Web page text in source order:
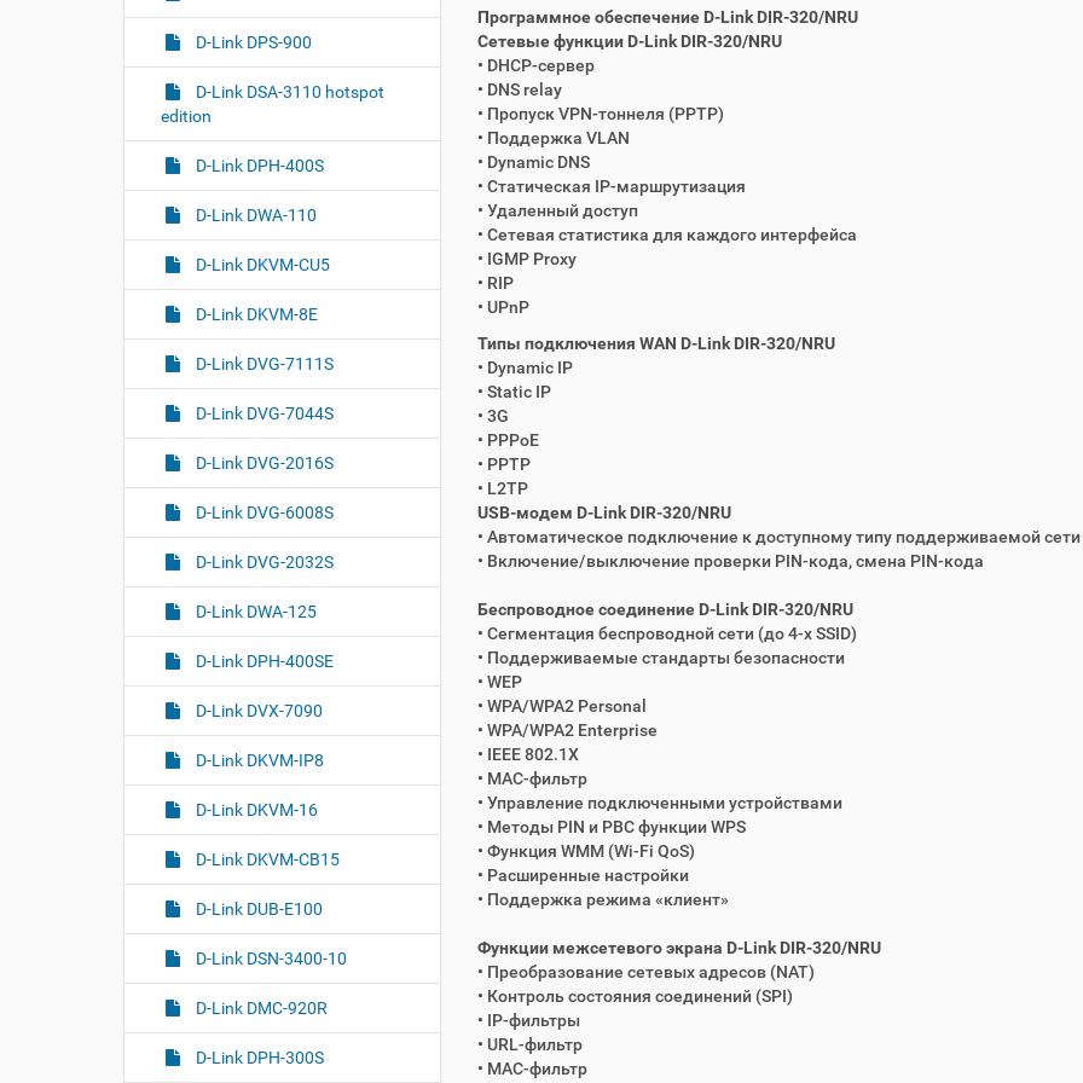
Программное обеспечение D-Link DIR-320/NRU
Сетевые функции D-Link DIR-320/NRU
• DHCP-сервер
• DNS relay
• Пропуск VPN-тоннеля (PPTP)
• Поддержка VLAN
• Dynamic DNS
• Статическая IP-маршрутизация
• Удаленный доступ
• Сетевая статистика для каждого интерфейса
• IGMP Proxy
• RIP
• UPnP
Типы подключения WAN D-Link DIR-320/NRU
• Dynamic IP
• Static IP
• 3G
• PPPoE
• PPTP
• L2TP
USB-модем D-Link DIR-320/NRU
• Автоматическое подключение к доступному типу поддерживаемой
• Включение/выключение проверки PIN-кода, смена PIN-кода
Беспроводное соединение D-Link DIR-320/NRU
• Сегментация беспроводной сети (до 4-х SSID)
• Поддерживаемые стандарты безопасности
• WEP
• WPA/WPA2 Personal
• WPA/WPA2 Enterprise
• IEEE 802.1X
• MAC-фильтр
• Управление подключенными устройствами
• Методы PIN и PBC функции WPS
• Функция WMM (Wi-Fi QoS)
• Расширенные настройки
• Поддержка режима «клиент»
Функции межсетевого экрана D-Link DIR-320/NRU
• Преобразование сетевых адресов (NAT)
• Контроль состояния соединений (SPI)
• IP-фильтры
• URL-фильтр
• MAC-фильтр
D-Link DPS-900
D-Link DSA-3110 hotspot
edition
D-Link DPH-400S
D-Link DWA-110
D-Link DKVM-CU5
D-Link DKVM-8E
D-Link DVG-7111S
D-Link DVG-7044S
D-Link DVG-2016S
D-Link DVG-6008S
D-Link DVG-2032S
D-Link DWA-125
D-Link DPH-400SE
D-Link DVX-7090
D-Link DKVM-IP8
D-Link DKVM-16
D-Link DKVM-CB15
D-Link DUB-E100
D-Link DSN-3400-10
D-Link DMC-920R
D-Link DPH-300S